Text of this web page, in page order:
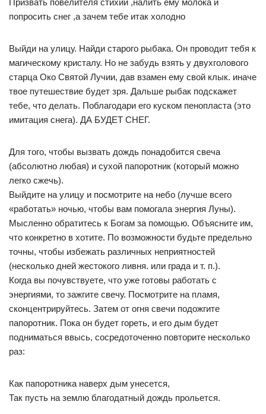
Призвать повелителя стихий ,налить ему молока и
попросить снег ,а зачем тебе итак холодно
Выйди на улицу. Найди старого рыбака. Он проводит тебя к
магическому кристалу. Но не забудь взять у двухголового
старца Око Святой Лучии, дав взамен ему свой клык. иначе
твое путешествие будет зря. Дальше рыбак подскажет
тебе, что делать. Поблагодари его куском пенопласта (это
имитация снега). ДА БУДЕТ СНЕГ.
Для того, чтобы вызвать дождь понадобится свеча
(абсолютно любая) и сухой папоротник (который можно
легко сжечь).
Выйдите на улицу и посмотрите на небо (лучше всего
«работать» ночью, чтобы вам помогала энергия Луны).
Мысленно обратитесь к Богам за помощью. Объясните им,
что конкретно в хотите. По возможности будьте предельно
точны, чтобы избежать различных неприятностей
(несколько дней жестокого ливня. или града и т. п.).
Когда вы почувствуете, что уже готовы работать с
энергиями, то зажгите свечу. Посмотрите на пламя,
сконцентрируйтесь. Затем от огня свечи подожгите
папоротник. Пока он будет гореть, и его дым будет
подниматься ввысь, сосредоточенно повторите несколько
раз:
Как папоротника наверх дым унесется,
Так пусть на землю благодатный дождь прольется.